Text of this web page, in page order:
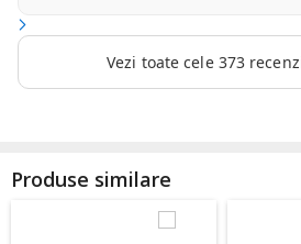
curățenie și respect față de
explicații clare și soluții adaptate
experiența și seriozitatea cu care își
viitor. Mulțumesc pentru colaborarea excelentă și pentru
Vezi toate cele 373
Produse similare